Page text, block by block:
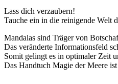
Lass dich verzaubern!
Tauche ein in die reinigende Welt
Mandalas sind Träger von
Das veränderte Informationsfeld
Somit gelingt es in optimaler Zeit
Das Handtuch Magie der Meere